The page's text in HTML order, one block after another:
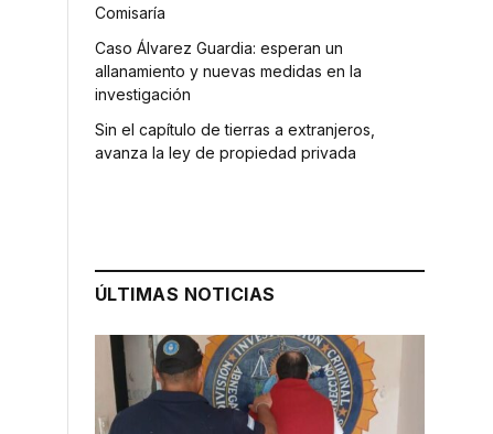
Comisaría
Caso Álvarez Guardia: esperan un
allanamiento y nuevas medidas en la
investigación
Sin el capítulo de tierras a extranjeros,
avanza la ley de propiedad privada
ÚLTIMAS NOTICIAS